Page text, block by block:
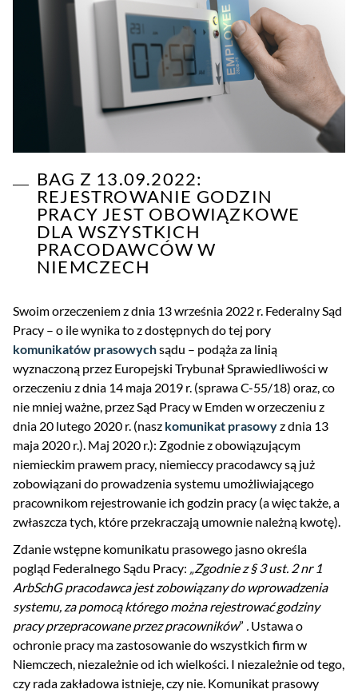
BAG Z 13.09.2022:
REJESTROWANIE GODZIN
PRACY JEST OBOWIĄZKOWE
DLA WSZYSTKICH
PRACODAWCÓW W
NIEMCZECH
Swoim orzeczeniem z dnia 13 września 2022 r. Federalny Sąd
Pracy – o ile wynika to z dostępnych do tej pory
komunikatów prasowychsądu – podąża za linią
wyznaczoną przez Europejski Trybunał Sprawiedliwości w
orzeczeniu z dnia 14 maja 2019 r. (sprawa C-55/18) oraz, co
nie mniej ważne, przez Sąd Pracy w Emden w orzeczeniu z
dnia 20 lutego 2020 r. (nasz komunikat prasowyz dnia 13
maja 2020 r.). Maj 2020 r.): Zgodnie z obowiązującym
niemieckim prawem pracy, niemieccy pracodawcy są już
zobowiązani do prowadzenia systemu umożliwiającego
pracownikom rejestrowanie ich godzin pracy (a więc także, a
zwłaszcza tych, które przekraczają umownie należną kwotę).
Zdanie wstępne komunikatu prasowego jasno określa
pogląd Federalnego Sądu Pracy:
„Zgodnie z § 3 ust. 2 nr 1
ArbSchG pracodawca jest zobowiązany do wprowadzenia
systemu, za pomocą którego można rejestrować godziny
pracy przepracowane przez pracowników” Ustawa o
ochronie pracy ma zastosowanie do wszystkich firm w
Niemczech, niezależnie od ich wielkości. I niezależnie od tego,
czy rada zakładowa istnieje, czy nie. Komunikat prasowy